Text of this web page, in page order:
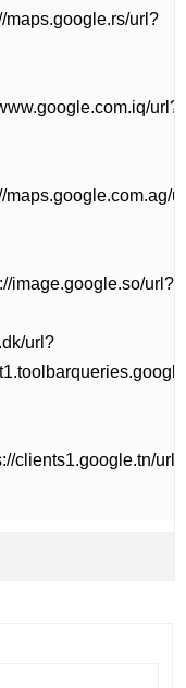
maps.google.rs/url?
url?
maps.google.com.ag/
image.google.so/url?
url?
clients1.google.tn/url?